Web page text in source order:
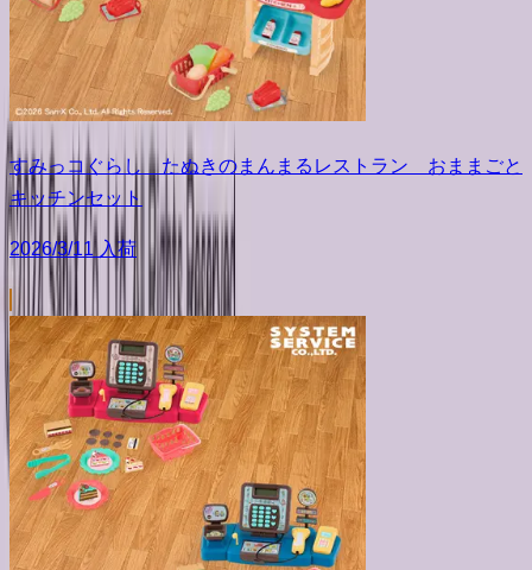
すみっコぐらし たぬきのまんまるレストラン おままごと
キッチンセット
2026/3/11 入荷